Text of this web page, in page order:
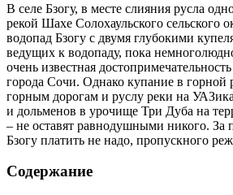
В селе Бзогу, в месте слияния русла
рекой Шахе Солохаульского сельского
водопад Бзогу с двумя глубокими
ведущих к водопаду, пока
очень известная
города Сочи. Однако купание в горной
горным дорогам и руслу реки на
и дольменов в урочище Три Дуба на
– не оставят равнодушными никого. За
Бзогу платить не надо, пропускного
Содержание